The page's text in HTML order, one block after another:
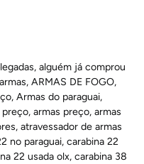
,alguém já comprou
armas,ARMAS DE FOGO,
,Armas do paraguai,
preço,armas preço,armas
,atravessador de armas
no paraguai,carabina 22
22 usada olx,carabina 38